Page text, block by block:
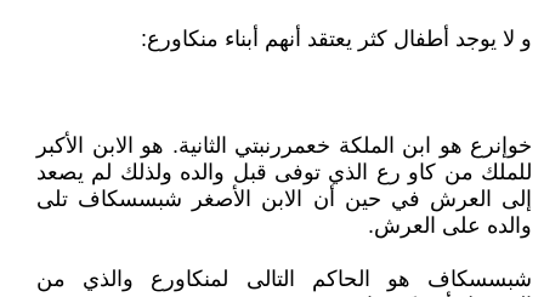
و لا يوجد أطفال كثر يعتقد أنهم أبناء منكاورع:
خوإنرع هو ابن الملكة خعمررنبتي الثانية. هو الابن الأكبر
للملك من كاو رع الذي توفى قبل والده ولذلك لم يصعد
إلى العرش في حين أن الابن الأصغر شبسسكاف تلى
والده على العرش.
شبسسكاف هو الحاكم التالى لمنكاورع والذي من